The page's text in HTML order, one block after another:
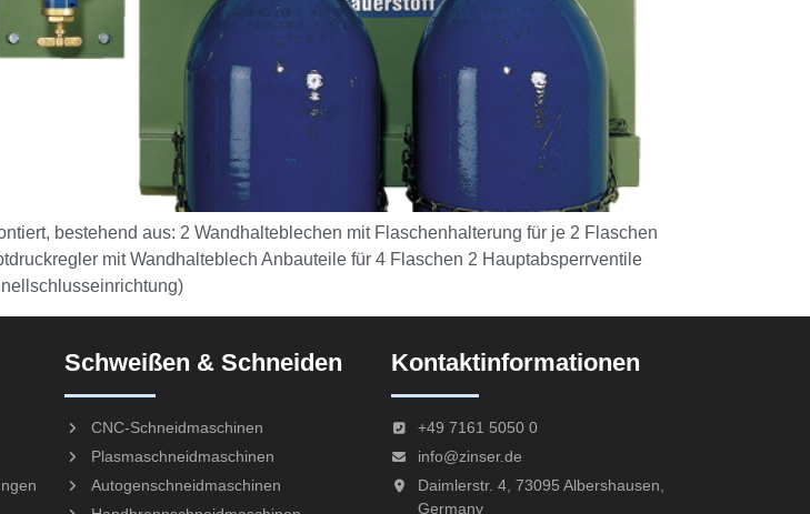
bestehend aus: 2 Wandhalteblechen mit Flaschenhalterung für je 2 Flaschen
mit Wandhalteblech Anbauteile für 4 Flaschen 2 Hauptabsperrventile
Schweißen & Schneiden
CNC-Schneidmaschinen
Plasmaschneidmaschinen
Autogenschneidmaschinen
Kontaktinformationen
+49 7161 5050 0
info@zinser.de
Daimlerstr. 4, 73095 Albershausen,
Germany